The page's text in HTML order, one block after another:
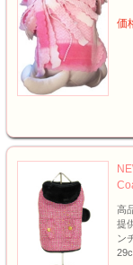
価
高
提
ン